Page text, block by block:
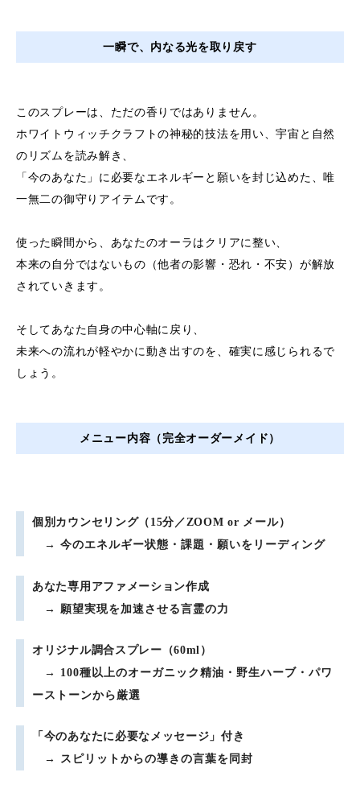
一瞬で、内なる光を取り戻す
このスプレーは、ただの香りではありません。
ホワイトウィッチクラフトの神秘的技法を用い、宇宙と自然
のリズムを読み解き、
「今のあなた」に必要なエネルギーと願いを封じ込めた、唯
一無二の御守りアイテムです。
使った瞬間から、あなたのオーラはクリアに整い、
本来の自分ではないもの（他者の影響・恐れ・不安）が解放
されていきます。
そしてあなた自身の中心軸に戻り、
未来への流れが軽やかに動き出すのを、確実に感じられるで
しょう。
メニュー内容（完全オーダーメイド）
個別カウンセリング（15分／ZOOM or メール）
→ 今のエネルギー状態・課題・願いをリーディング
あなた専用アファメーション作成
→ 願望実現を加速させる言霊の力
オリジナル調合スプレー（60ml）
→ 100種以上のオーガニック精油・野生ハーブ・パワ
ーストーンから厳選
「今のあなたに必要なメッセージ」付き
→ スピリットからの導きの言葉を同封